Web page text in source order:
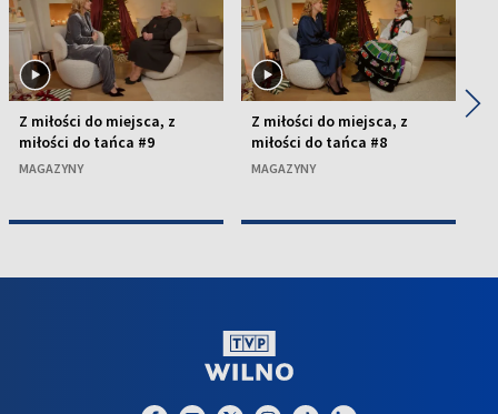
Z miłości do miejsca, z
miłości do tańca #9
MAGAZYNY
Z miłości do miejsca, z
miłości do tańca #8
MAGAZYNY
▶